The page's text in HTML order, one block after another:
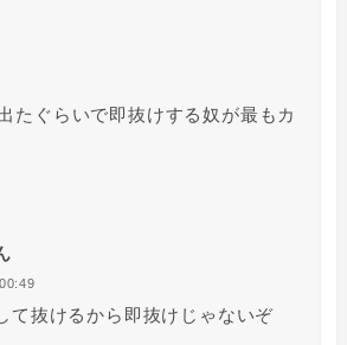
たぐらいで即抜けする奴が最もカ
て抜けるから即抜けじゃないぞ